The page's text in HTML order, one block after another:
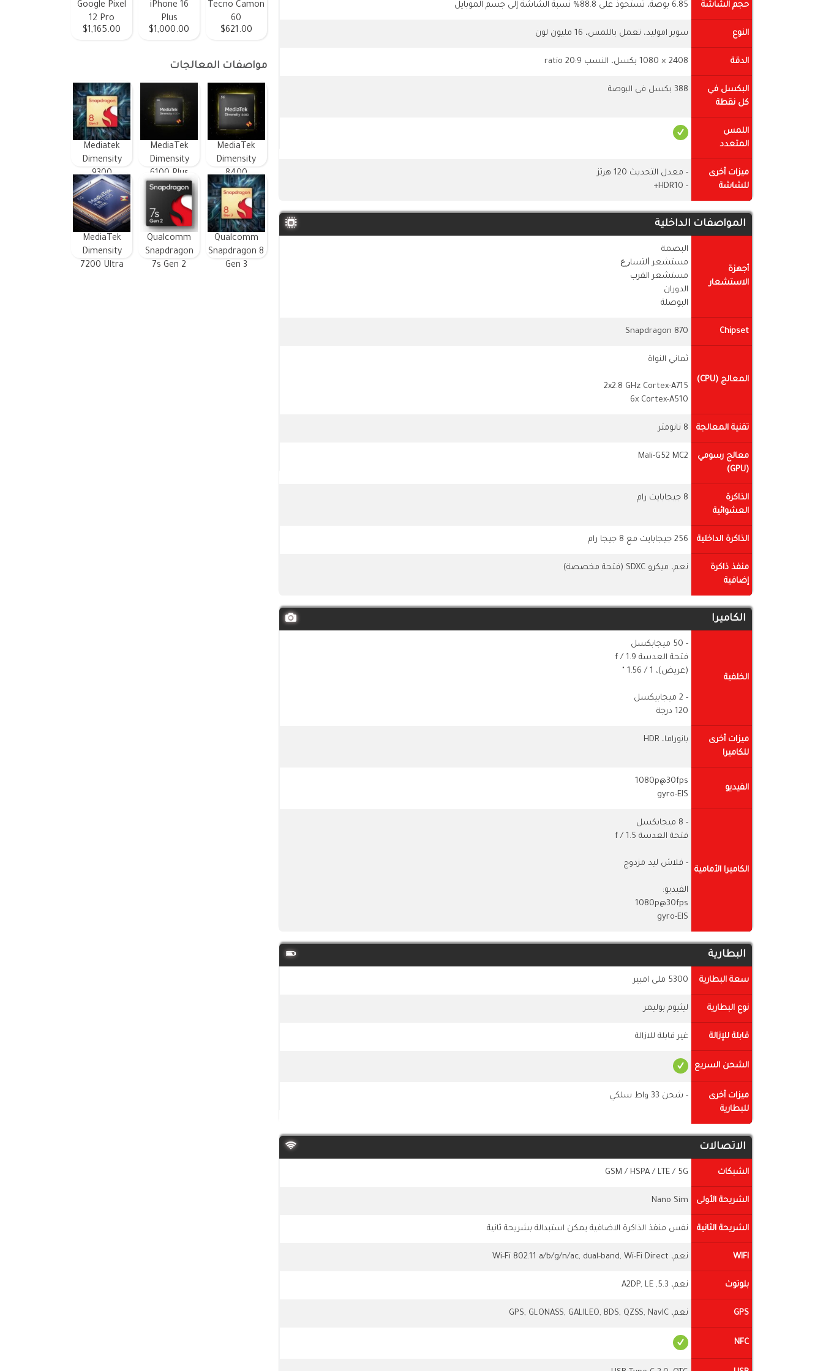
حجم الشاشة 6.85 بوصة، تستحوذ على 88.8% نسبة الشاشة إلى جسم الموبايل
النوع سوبر اموليد، تعمل باللمس، 16 مليون لون
الدقة 2408 × 1080 بكسل، النسب 20:9 ratio
البكسل في
كل نقطة
388 بكسل في البوصة
اللمس
المتعدد
ميزات أخرى
للشاشة
- معدل التحديث 120 هرتز
- HDR10+
المواصفات الداخلية
أجهزة
الاستشعار
البصمة
مستشعر ﺍﻟﺘﺴﺎﺭﻉ
مستشعر القرب
الدوران
البوصلة
Chipset
Snapdragon 870
المعالج (CPU)
ثماني النواة
2x2.8 GHz Cortex-A715
6x Cortex-A510
تقنية المعالجة 8 نانومتر
معالج رسومي
(GPU)
Mali-G52 MC2
الذاكرة
العشوائية
8 جيجابايت رام
الذاكرة الداخلية 256 جيجابايت مع 8 جيجا رام
منفذ ذاكرة
إضافية
نعم، ميكرو SDXC (فتحة مخصصة)
الكاميرا
الخلفية
- 50 ميجابكسل
فتحة العدسة f / 1.9
(عريض)، 1 / ​​1.56 "
- 2 ميجابيكسل
120 درجة
ميزات أخرى
للكاميرا
بانوراما، HDR
الفيديو
1080p@30fps
gyro-EIS
الكاميرا الأمامية
- 8 ميجابكسل
فتحة العدسة f / 1.5
- فلاش ليد مزدوج
الفيديو:
1080p@30fps
gyro-EIS
البطارية
سعة البطارية 5300 ملى امبير
نوع البطارية ليثيوم بوليمر
قابلة للإزالة غير قابلة للازالة
الشحن السريع
ميزات أخرى
للبطارية
- شحن 33 واط سلكي
الاتصالات
الشبكات GSM / HSPA / LTE / 5G
الشريحة الأولى Nano Sim
الشريحة الثانية نفس منفذ الذاكرة الاضافية يمكن استبدالة بشريحة ثانية
WIFI نعم، Wi-Fi 802.11 a/b/g/n/ac, dual-band, Wi-Fi Direct
بلوتوث نعم، 5.3, A2DP, LE
GPS نعم، GPS, GLONASS, GALILEO, BDS, QZSS, NavIC
NFC
Tecno Camon
60
$621.00
iPhone 16
Plus
$1,000.00
Google Pixel
12 Pro
$1,165.00
مواصفات المعالجات
MediaTek
Dimensity
8400
MediaTek
Dimensity
6100 Plus
Mediatek
Dimensity
9300
Qualcomm
Snapdragon 8
Gen 3
Qualcomm
Snapdragon
7s Gen 2
MediaTek
Dimensity
7200 Ultra